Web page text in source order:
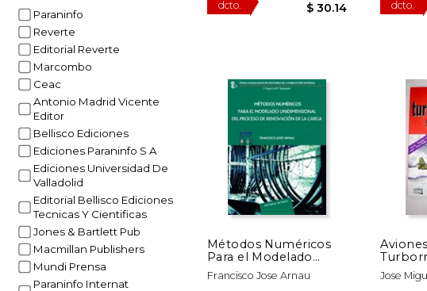
Paraninfo
Reverte
Editorial Reverte
Marcombo
Ceac
Antonio Madrid Vicente
Editor
Bellisco Ediciones
Ediciones Paraninfo S A
Ediciones Universidad De
Valladolid
Editorial Bellisco Ediciones
Tecnicas Y Cientificas
Jones & Bartlett Pub
Macmillan Publishers
Mundi Prensa
Paraninfo Internat
50%
dcto.
Métodos Numéricos
Para el Modelado
Unidimensional del
Proceso de
Francisco Jose Arnau
Motor
1946)
Jose